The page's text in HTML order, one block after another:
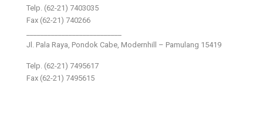
Telp. (62-21) 7403035
Fax (62-21) 740266
Jl. Pala Raya, Pondok Cabe, Modernhill – Pamulang 15419
Telp. (62-21) 7495617
Fax (62-21) 7495615